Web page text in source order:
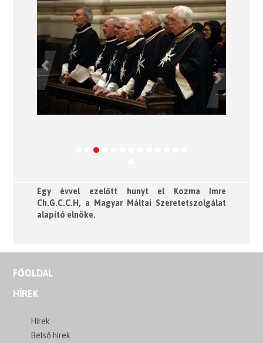
Previous Next
Egy évvel ezelőtt hunyt el Kozma Imre
Ch.G.C.C.H, a Magyar Máltai Szeretetszolgálat
alapító elnöke.
FŐOLDAL
HÍREK
Hírek
Belső hírek